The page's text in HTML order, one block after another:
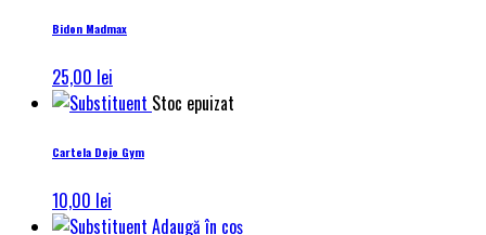
Bidon Madmax
25,00 lei
Stoc epuizat
Cartela Dojo Gym
10,00 lei
Adaugă în coș